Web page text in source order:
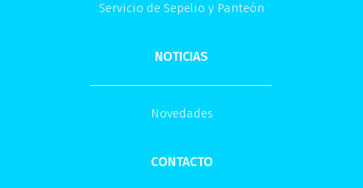
Servicio de Sepelio y Panteón
NOTICIAS
Novedades
CONTACTO